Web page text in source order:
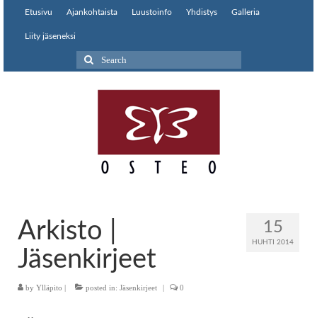
Etusivu Ajankohtaista Luustoinfo Yhdistys Galleria
Liity jäseneksi
Search
for:
15
HUHTI 2014
Arkisto |
Jäsenkirjeet
by Ylläpito | posted in: Jäsenkirjeet | 0